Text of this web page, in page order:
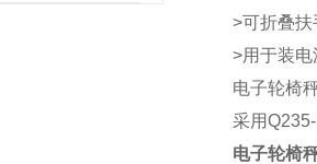
>可折叠扶
>用于装
电子轮椅
采用
电子轮椅